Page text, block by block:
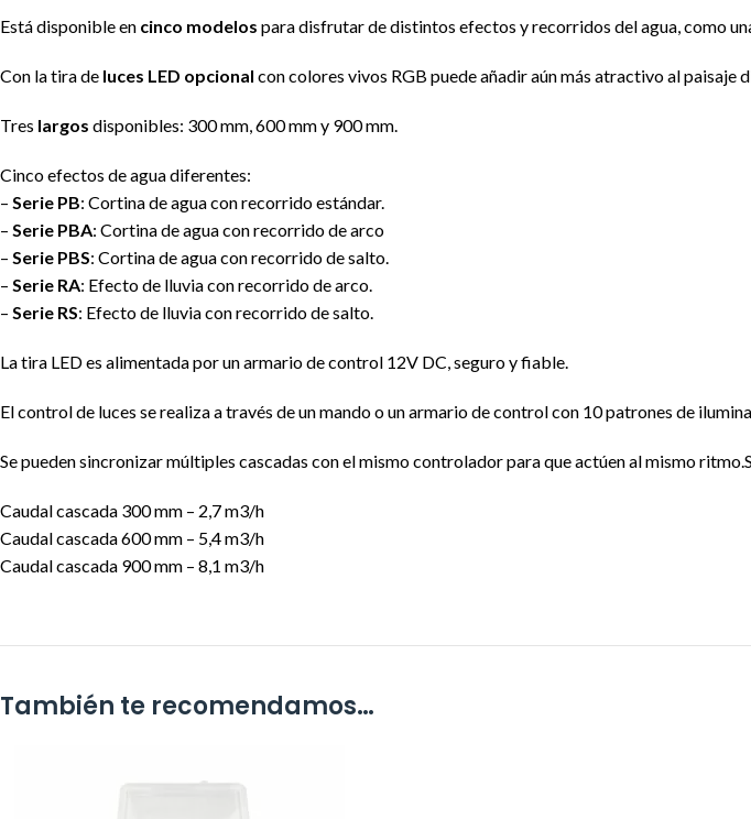
Está disponible en cinco modelos para disfrutar de distintos efectos y recorridos del agua, como
Con la tira de luces LED opcional con colores vivos RGB puede añadir aún más atractivo al
Tres largos disponibles: 300 mm, 600 mm y 900 mm.
Cinco efectos de agua diferentes:
– Serie PB: Cortina de agua con recorrido estándar.
– Serie PBA: Cortina de agua con recorrido de arco
– Serie PBS: Cortina de agua con recorrido de salto.
– Serie RA: Efecto de lluvia con recorrido de arco.
– Serie RS: Efecto de lluvia con recorrido de salto.
La tira LED es alimentada por un armario de control 12V DC, seguro y fiable.
El control de luces se realiza a través de un mando o un armario de control con 10 patrones de
Se pueden sincronizar múltiples cascadas con el mismo controlador para que actúen al mismo
Caudal cascada 300 mm – 2,7 m3/h
Caudal cascada 600 mm – 5,4 m3/h
Caudal cascada 900 mm – 8,1 m3/h
También te recomendamos…